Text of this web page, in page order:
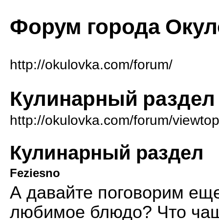
Форум города
http://okulovka.com/forum/
Кулинарный раздел
http://okulovka.com/forum/
Кулинарный раздел
Feziesno
А давайте поговорим
любимое блюдо? Что